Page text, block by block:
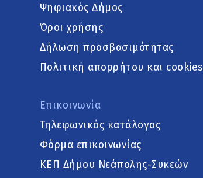
Ψηφιακός Δήμος
Όροι χρήσης
Δήλωση προσβασιμότητας
Πολιτική απορρήτου και cookies
Επικοινωνία
Τηλεφωνικός κατάλογος
Φόρμα επικοινωνίας
ΚΕΠ Δήμου Νεάπολης-Συκεών